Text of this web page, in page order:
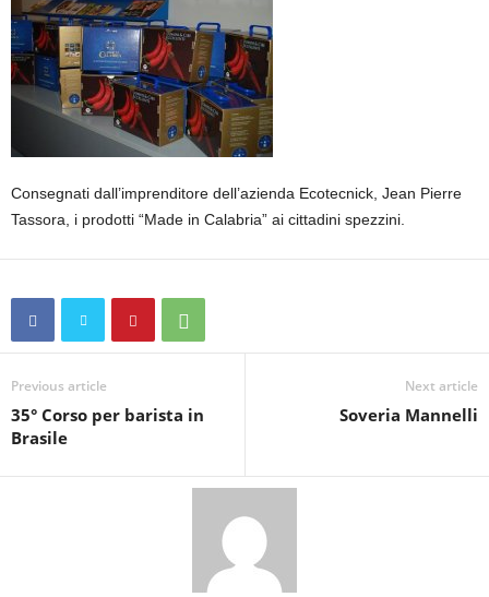
Consegnati dall’imprenditore dell’azienda Ecotecnick, Jean Pierre
Tassora, i prodotti “Made in Calabria” ai cittadini spezzini.
Previous article
35° Corso per barista in
Brasile
Next article
Soveria Mannelli